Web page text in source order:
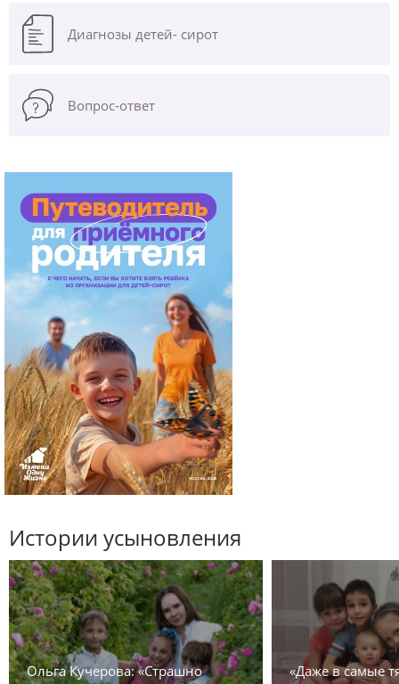
Диагнозы детей- сирот
Вопрос-ответ
Истории усыновления
Ольга Кучерова: «Страшно
«Даже в самые